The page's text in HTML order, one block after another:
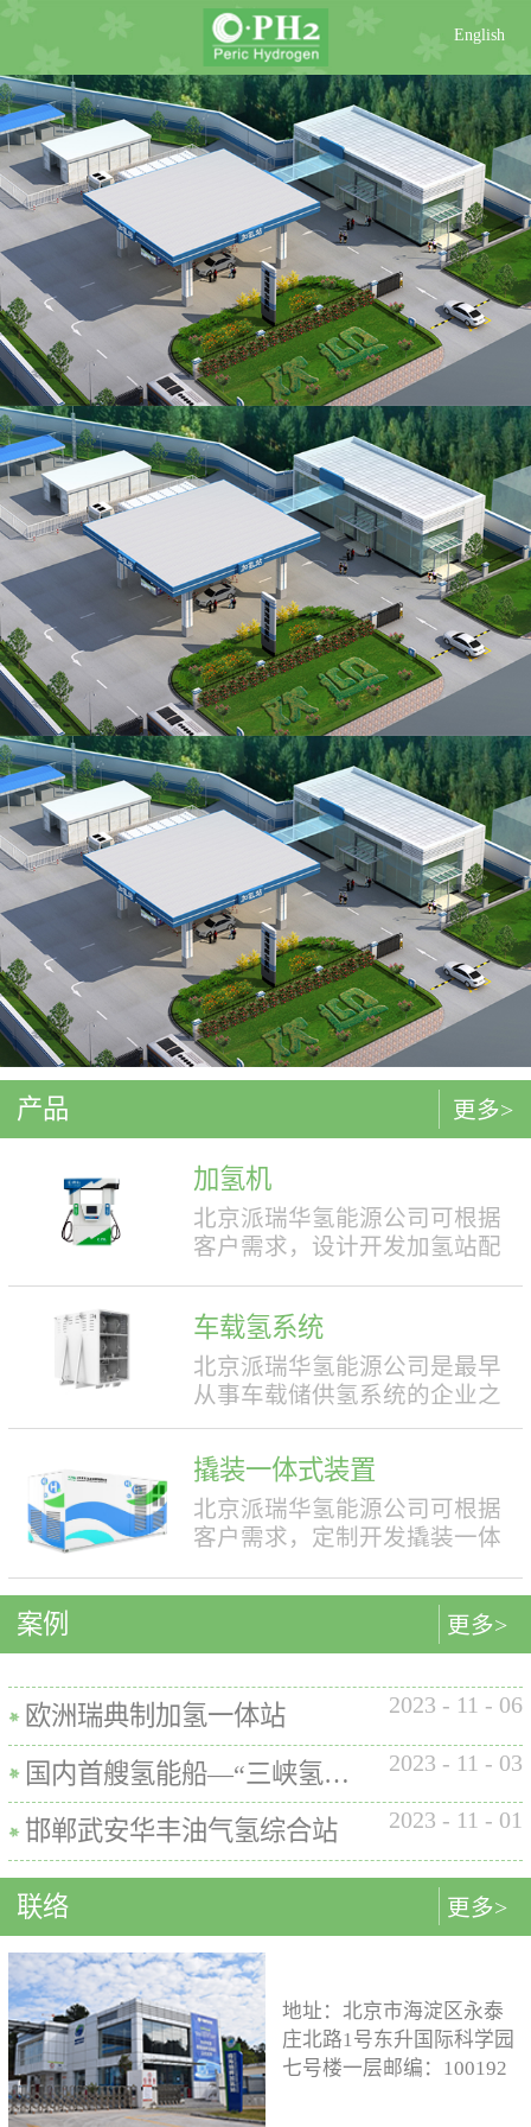
English
产品
加氢机
北京派瑞华氢能源公司可根据
客户需求，设计开发加氢站配
结构设计合理，便于操作，外
形美观，安全性强。具有双面
液晶显示屏，能支持IC卡、移
需求，定制满足中国标准（例
如GB50516, GB/T 43674等）、
欧盟标准（例如IEC 60069, EN
内的使用要求。公司的产品已
在国内、欧盟、日本、塞尔维
数表常规工作压力等级35MPa /
70MPa / 35&70MPa流量范围
0.1~7.2 kg/min计量精度±1%可
选加氢枪TK16或TK17或TK25
加氢枪数量单枪或双枪红外通
讯可选配预冷可选配防爆等级
（参考）II 3 G Ex h ia db mb eb
车载氢系统
北京派瑞华氢能源公司是最早
从事车载储供氢系统的企业之
一，拥有丰富的车载储供氢系
统项目经验，公司具有5000套
年生产能力。公司可根据客户
需求，对不同车型提供合理且
最优的设计方案，并根据安装
求进行定制化的设计，为客户
匹配最佳的设计方案。车载氢
系统设计制造遵循GB/T
26990、GB/T 29126、GB/T
24549等标准。公司车载氢系统
氢系统主要包括加氢模块、储
氢模块、供氢模块以及控制模
块。车载储供氢系统所有管
路、阀门及接头等采用不与高
压氢气介质发生化学反应的材
料。电气元件及线束均具有防
水、阻燃防爆的功能；车载储
供氢系统及其附属零部件均通
过高低温、盐雾、IP防护等级
等相关型式试验，以保证氢系
统的安全性及稳定性；氢系统
支架、加注口等均通过检验验
证；系统具备防过压、防过
撬装一体式装置
北京派瑞华氢能源公司可根据
客户需求，定制开发撬装一体
体可细分为大型撬装装置、小
型撬装装置、制氢加氢一体机
和小型加氢装置，以上装置在
国内、欧盟、日本等地得到应
用。撬装一体式制氢、储氢、
地小，节省空间，维护维修方
便。2. 各模块紧密融合，运行
效率高。3. 节能环保。撬装一
体式装置性能参数表制氢能力
500Nm3以下加氢等级
100~1000kg/d氢气压缩额定工作
压力45MPa/87.5MPa氢气加注额
定工作压力35MPa/70MPa环境
温度-40~+50℃参考标准T/ZSA
235-2024, GB50516, GB 50177,
GB/T 43674, IEC 60069, EN ISO
80079等。
更多>
案例
欧洲瑞典制加氢一体站 2023 - 11 - 06
国内首艘氢能船—“三峡氢舟1”号船载氢系统 2023 - 11 - 03
邯郸武安华丰油气氢综合站 2023 - 11 - 01
更多>
更多>
联络
地址：北京市海淀区永泰
庄北路1号东升国际科学园
七号楼一层邮编：100192